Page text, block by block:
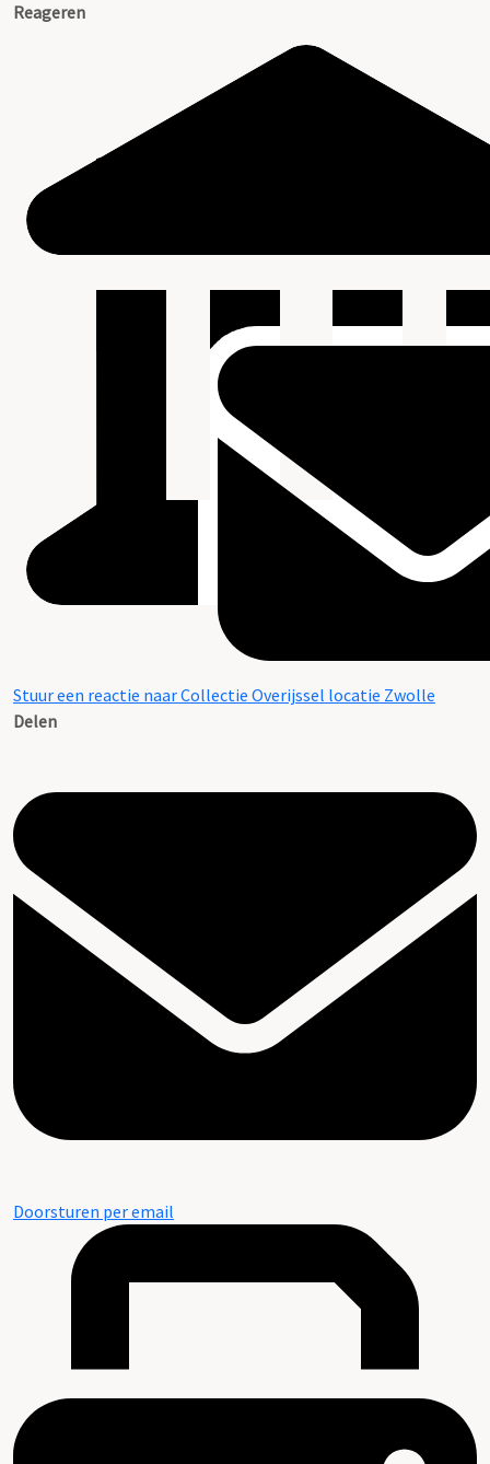
Reageren
Stuur een reactie naar Collectie Overijssel locatie Zwolle
Delen
Doorsturen per email